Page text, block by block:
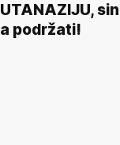
podržati!